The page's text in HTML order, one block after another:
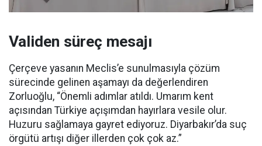
Validen süreç mesajı
Çerçeve yasanın Meclis’e sunulmasıyla çözüm
sürecinde gelinen aşamayı da değerlendiren
Zorluoğlu, “Önemli adımlar atıldı. Umarım kent
açısından Türkiye açışımdan hayırlara vesile olur.
Huzuru sağlamaya gayret ediyoruz. Diyarbakır’da suç
örgütü artışı diğer illerden çok çok az.”